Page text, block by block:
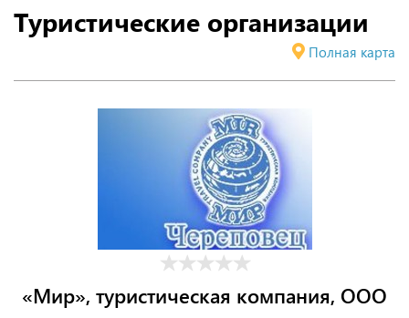
Туристические организации
Полная карта
«Мир», туристическая компания, ООО